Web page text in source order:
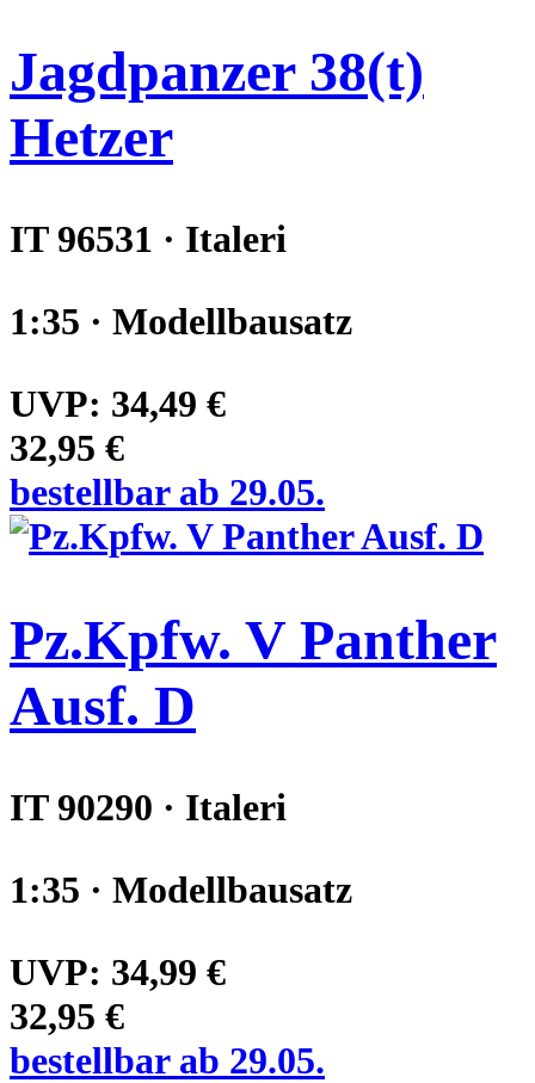
Jagdpanzer 38(t)
Hetzer
IT 96531 · Italeri
1:35 · Modellbausatz
UVP: 34,49 €
32,95 €
bestellbar ab 29.05.
Pz.Kpfw. V Panther
Ausf. D
IT 90290 · Italeri
1:35 · Modellbausatz
UVP: 34,99 €
32,95 €
bestellbar ab 29.05.